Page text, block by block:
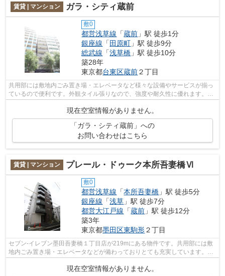
賃貸 | マンション ガラ・シティ蔵前
敷0
都営浅草線 「蔵前 」駅 徒歩1分
銀座線 「 田原町 」駅 徒歩9分
総武線 「浅草橋 」駅 徒歩10分
築28年
東京都台東区蔵前２丁目
共用部には敷地内ごみ置き場・エレベータなど様々な設備やサービスが揃っ
ているので便利です。外観タイル張りなので、強度や耐久性に優れます。通
現在空室情報がありません。
「ガラ・シティ蔵前」への
お問い合わせはこちら
賃貸 | マンション プレール・ドゥーク本所吾妻橋Ⅵ
敷0
都営浅草線 「本所吾妻橋 」駅 徒歩5分
銀座線 「浅草 」駅 徒歩7分
都営大江戸線 「蔵前 」駅 徒歩12分
築3年
東京都墨田区東駒形２丁目
セブン-イレブン墨田吾妻橋１丁目店が219mにある物件です。共用部には敷
地内ごみ置き場・エレベータなどが備わっておりとても充実しています。こ
現在空室情報がありません。